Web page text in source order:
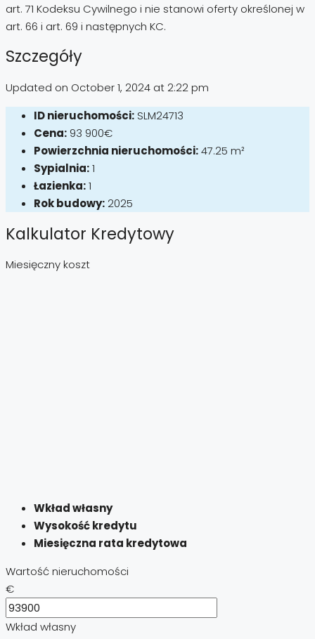
art. 71 Kodeksu Cywilnego i nie stanowi oferty określonej w
art. 66 i art. 69 i następnych KC.
Szczegóły
Updated on October 1, 2024 at 2:22 pm
ID nieruchomości: SLM24713
Cena: 93 900€
Powierzchnia nieruchomości:47.25 m²
Sypialnia:1
Łazienka:1
Rok budowy: 2025
Kalkulator Kredytowy
Miesięczny koszt
Wkład własny
Wysokość kredytu
Miesięczna rata kredytowa
Wartość nieruchomości
€
Wkład własny